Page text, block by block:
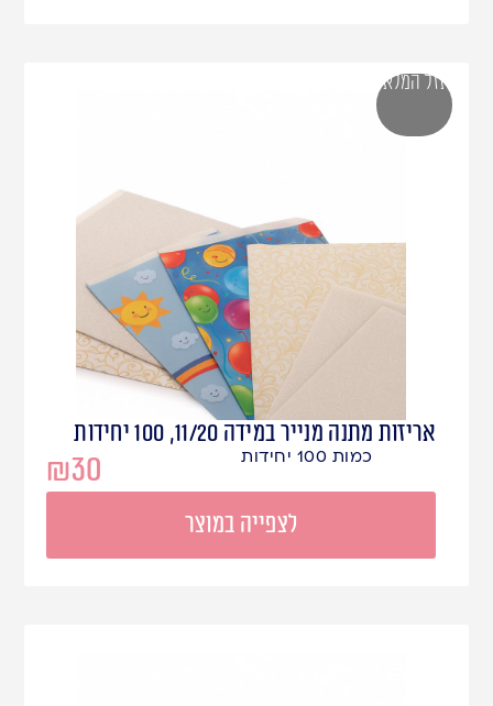
אריזות מתנה מנייר במידה 11/20, 100 יחידות
₪30 כמות 100 יחידות
לצפייה במוצר
אזל המלאי